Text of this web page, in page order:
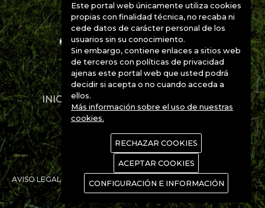
926 85 52 49
info@manchabirds.com
Ubicación
INICIO
CONTACTO
AVISO LEGAL POLÍTICA DE PRIVACIDAD POLÍTICA DE COOKIES
www.Manchanet.es
Este portal web únicamente utiliza cookies
propias con finalidad técnica, no recaba ni
cede datos de carácter personal de los
usuarios sin su conocimiento.
Sin embargo, contiene enlaces a sitios web
de terceros con políticas de privacidad
ajenas este portal web que usted podrá
decidir si acepta o no cuando acceda a
ellos.
Más información sobre el uso de nuestras
cookies.
RECHAZAR COOKIES
ACEPTAR COOKIES
CONFIGURACIÓN E INFORMACIÓN